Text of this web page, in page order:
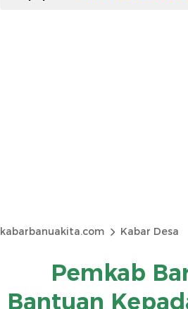
kabarbanuakita.com Kabar Desa
Pemkab
Bantuan